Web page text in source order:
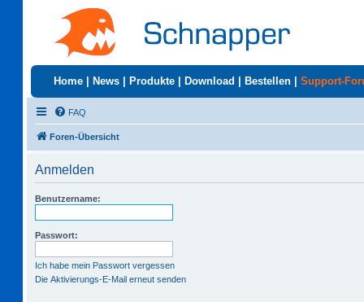
Home News Produkte Download Bestellen Support-
FAQ
Foren-Übersicht
Anmelden
Benutzername:
Passwort:
Ich habe mein Passwort vergessen
Die Aktivierungs-E-Mail erneut senden